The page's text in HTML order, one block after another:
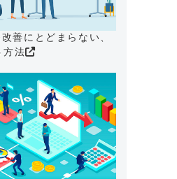
善にとどまらない、
方法